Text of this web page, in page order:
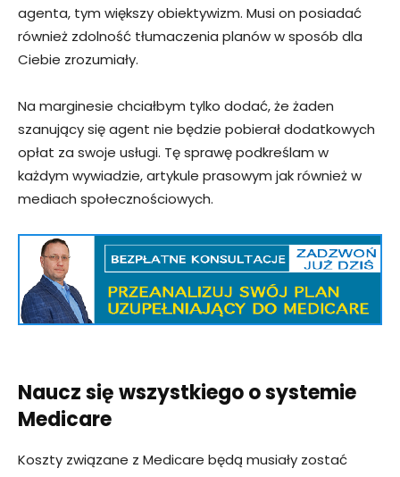
agenta, tym większy obiektywizm. Musi on posiadać
również zdolność tłumaczenia planów w sposób dla
Ciebie zrozumiały.
Na marginesie chciałbym tylko dodać, że żaden
szanujący się agent nie będzie pobierał dodatkowych
opłat za swoje usługi. Tę sprawę podkreślam w
każdym wywiadzie, artykule prasowym jak również w
mediach społecznościowych.
Naucz się wszystkiego o systemie
Medicare
Koszty związane z Medicare będą musiały zostać